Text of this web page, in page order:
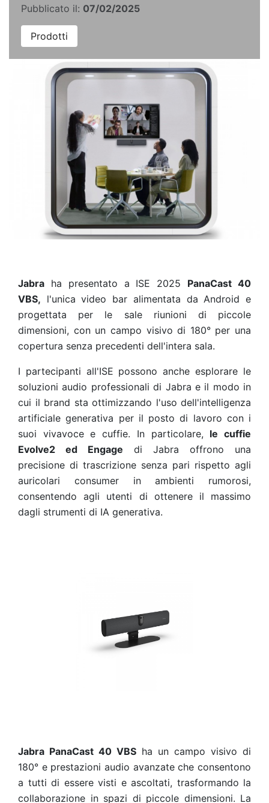
Pubblicato il: 07/02/2025
Prodotti
Jabra ha presentato a ISE 2025 PanaCast 40
VBS, l'unica video bar alimentata da Android e
progettata per le sale riunioni di piccole
dimensioni, con un campo visivo di 180° per una
copertura senza precedenti dell'intera sala.
I partecipanti all'ISE possono anche esplorare le
soluzioni audio professionali di Jabra e il modo in
cui il brand sta ottimizzando l'uso dell'intelligenza
artificiale generativa per il posto di lavoro con i
suoi vivavoce e cuffie. In particolare, le cuffie
Evolve2 ed Engage di Jabra offrono una
precisione di trascrizione senza pari rispetto agli
auricolari consumer in ambienti rumorosi,
consentendo agli utenti di ottenere il massimo
dagli strumenti di IA generativa.
Jabra PanaCast 40 VBS ha un campo visivo di
180° e prestazioni audio avanzate che consentono
a tutti di essere visti e ascoltati, trasformando la
collaborazione in spazi di piccole dimensioni. La